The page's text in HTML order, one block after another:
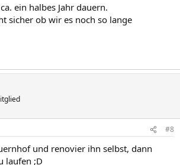
ein halbes Jahr dauern.
sicher ob wir es noch so lange
#8
und renovier ihn selbst, dann
laufen ;D